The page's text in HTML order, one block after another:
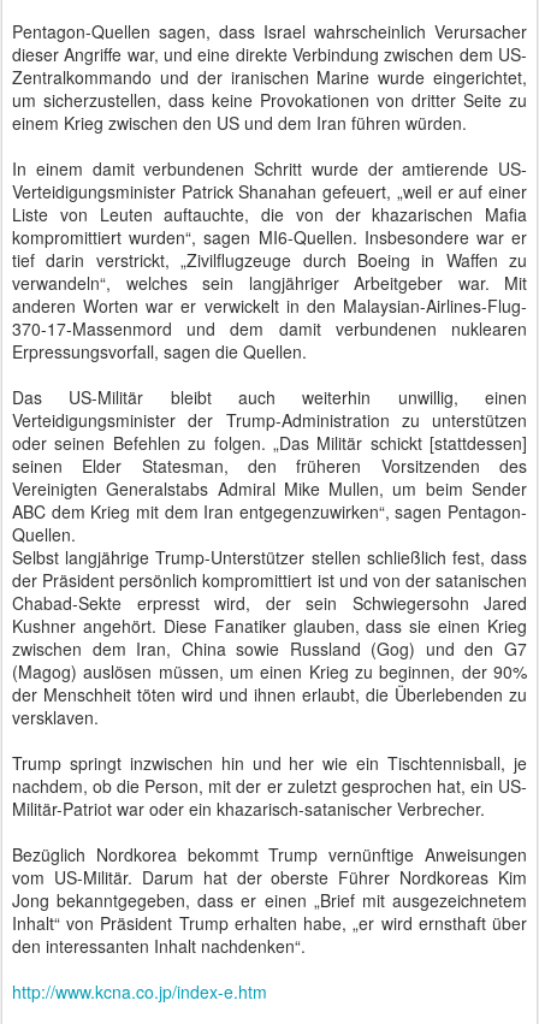
Pentagon-Quellen sagen, dass Israel wahrscheinlich Verursacher
dieser Angriffe war, und eine direkte Verbindung zwischen dem US-
Zentralkommando und der iranischen Marine wurde eingerichtet,
um sicherzustellen, dass keine Provokationen von dritter Seite zu
einem Krieg zwischen den US und dem Iran führen würden.
In einem damit verbundenen Schritt wurde der amtierende US-
Verteidigungsminister Patrick Shanahan gefeuert, „weil er auf einer
Liste von Leuten auftauchte, die von der khazarischen Mafia
kompromittiert wurden“, sagen MI6-Quellen. Insbesondere war er
tief darin verstrickt, „Zivilflugzeuge durch Boeing in Waffen zu
verwandeln“, welches sein langjähriger Arbeitgeber war. Mit
anderen Worten war er verwickelt in den Malaysian-Airlines-Flug-
370-17-Massenmord und dem damit verbundenen nuklearen
Erpressungsvorfall, sagen die Quellen.
Das US-Militär bleibt auch weiterhin unwillig, einen
Verteidigungsminister der Trump-Administration zu unterstützen
oder seinen Befehlen zu folgen. „Das Militär schickt [stattdessen]
seinen Elder Statesman, den früheren Vorsitzenden des
Vereinigten Generalstabs Admiral Mike Mullen, um beim Sender
ABC dem Krieg mit dem Iran entgegenzuwirken“, sagen Pentagon-
Quellen.
Selbst langjährige Trump-Unterstützer stellen schließlich fest, dass
der Präsident persönlich kompromittiert ist und von der satanischen
Chabad-Sekte erpresst wird, der sein Schwiegersohn Jared
Kushner angehört. Diese Fanatiker glauben, dass sie einen Krieg
zwischen dem Iran, China sowie Russland (Gog) und den G7
(Magog) auslösen müssen, um einen Krieg zu beginnen, der 90%
der Menschheit töten wird und ihnen erlaubt, die Überlebenden zu
versklaven.
Trump springt inzwischen hin und her wie ein Tischtennisball, je
nachdem, ob die Person, mit der er zuletzt gesprochen hat, ein US-
Militär-Patriot war oder ein khazarisch-satanischer Verbrecher.
Bezüglich Nordkorea bekommt Trump vernünftige Anweisungen
vom US-Militär. Darum hat der oberste Führer Nordkoreas Kim
Jong bekanntgegeben, dass er einen „Brief mit ausgezeichnetem
Inhalt“ von Präsident Trump erhalten habe, „er wird ernsthaft über
den interessanten Inhalt nachdenken“.
http://www.kcna.co.jp/index-e.htm